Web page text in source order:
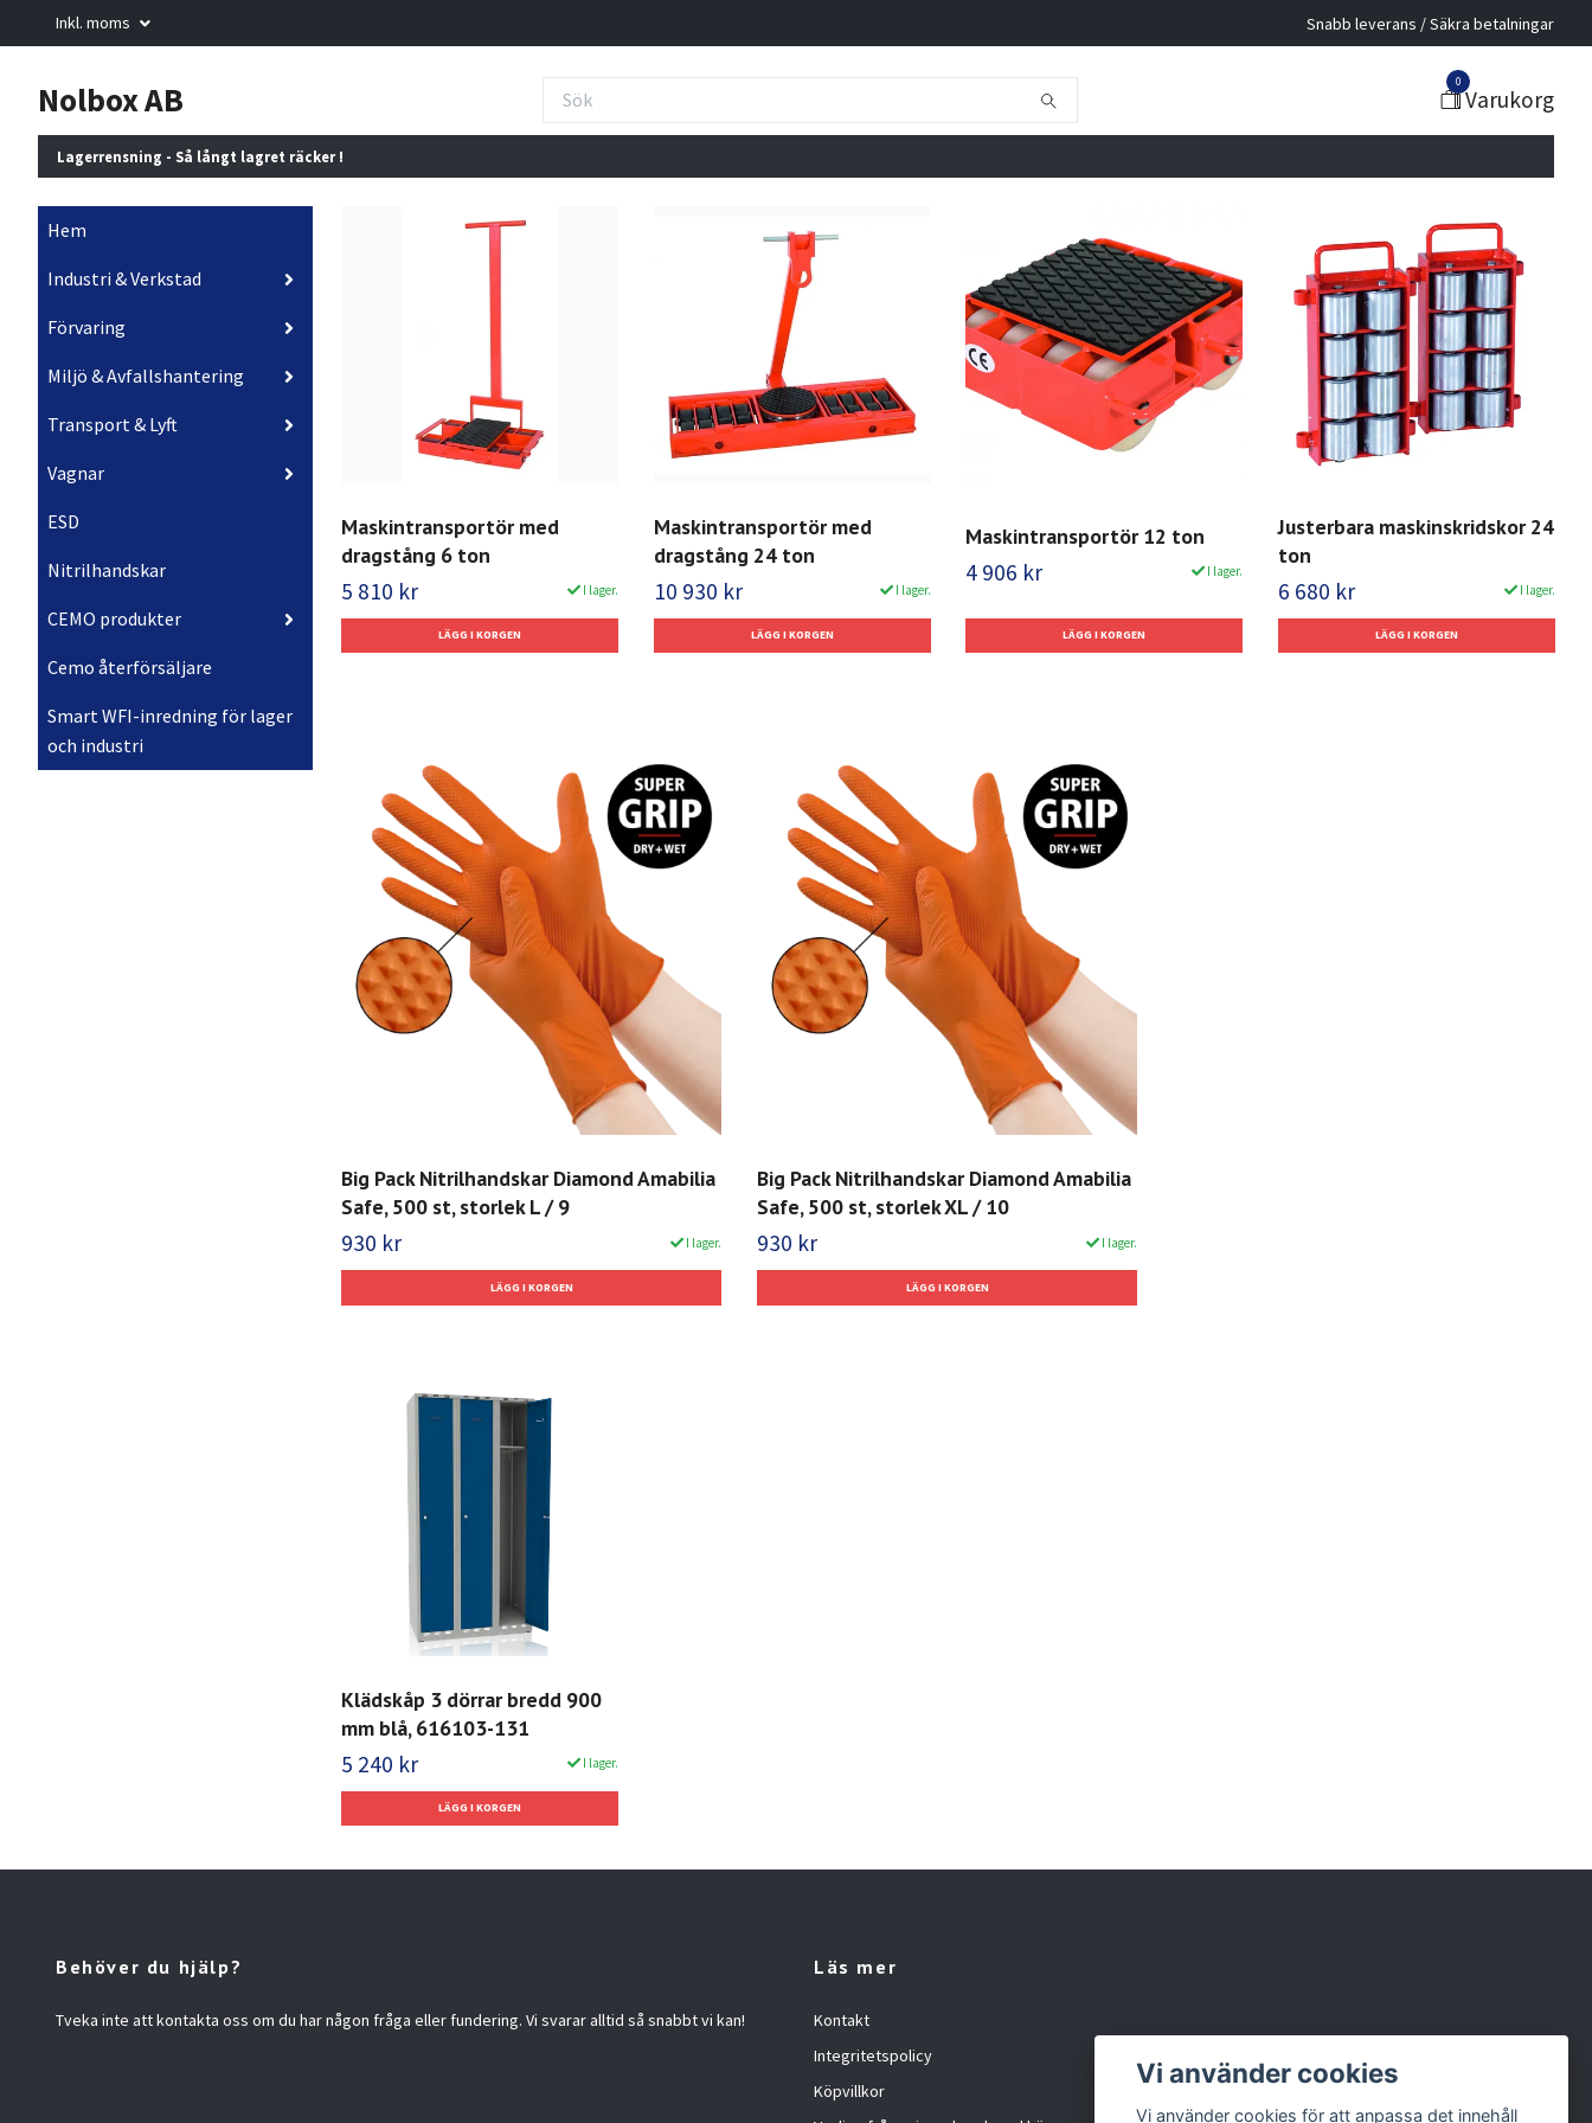
Inkl. moms Snabb leverans / Säkra betalningar
Nolbox AB 0
Varukorg
Lagerrensning - Så långt lagret räcker !
Hem
Industri & Verkstad
Förvaring
Miljö & Avfallshantering
Transport & Lyft
Vagnar
ESD
Nitrilhandskar
CEMO produkter
Cemo återförsäljare
Smart WFI-inredning för lager
och industri
Maskintransportör med
dragstång 6 ton
5 810 kr I lager.
Maskintransportör med
dragstång 24 ton
10 930 kr I lager.
Maskintransportör 12 ton
4 906 kr I lager.
Justerbara maskinskridskor 24
ton
6 680 kr I lager.
Big Pack Nitrilhandskar Diamond Amabilia
Safe, 500 st, storlek L / 9
930 kr I lager.
Big Pack Nitrilhandskar Diamond Amabilia
Safe, 500 st, storlek XL / 10
930 kr I lager.
Klädskåp 3 dörrar bredd 900
mm blå, 616103-131
5 240 kr I lager.
Behöver du hjälp?
Tveka inte att kontakta oss om du har någon fråga eller fundering. Vi svarar alltid så snabbt vi kan!
Läs mer
Kontakt
Integritetspolicy
Köpvillkor
Vi använder cookies
Vi använder cookies för att anpassa det innehåll